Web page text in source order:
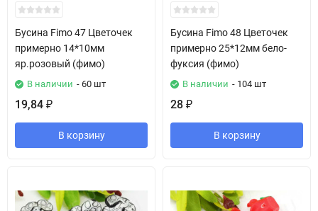
Бусина Fimo 47 Цветочек
примерно 14*10мм
яр.розовый (фимо)
В наличии - 60 шт
19,84 ₽
В корзину
Бусина Fimo 48 Цветочек
примерно 25*12мм бело-
фуксия (фимо)
В наличии - 104 шт
28 ₽
В корзину